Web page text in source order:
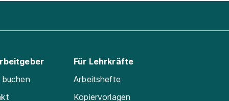
Für Lehrkräfte
Arbeitshefte
Kopiervorlagen